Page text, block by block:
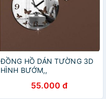
ĐỒNG HỒ DÁN TƯỜNG 3D
HÌNH BƯỚM,,
55.000 đ